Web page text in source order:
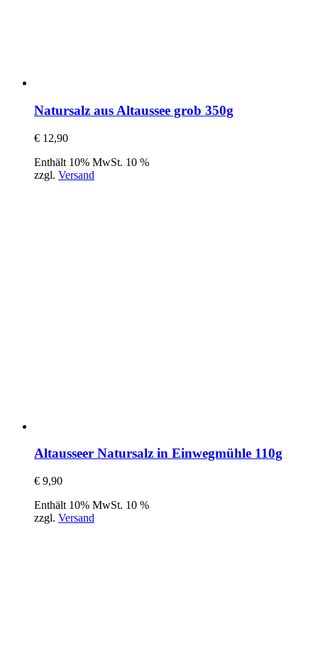
Natursalz aus Altaussee grob 350g
€ 12,90
Enthält 10% MwSt. 10 %
zzgl. Versand
Altausseer Natursalz in Einwegmühle 110g
€ 9,90
Enthält 10% MwSt. 10 %
zzgl. Versand